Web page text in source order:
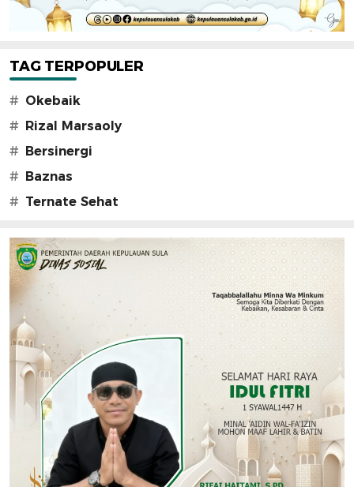
TAG TERPOPULER
# Okebaik
#
Rizal Marsaoly
#
Bersinergi
#
Baznas
# Ternate Sehat